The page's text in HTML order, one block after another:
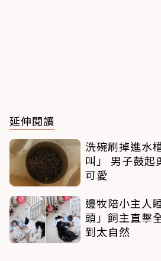
延伸閱讀
洗碗刷掉進水
叫」 男子鼓起
可愛
邊牧陪小主人
頭」飼主直擊
到太自然